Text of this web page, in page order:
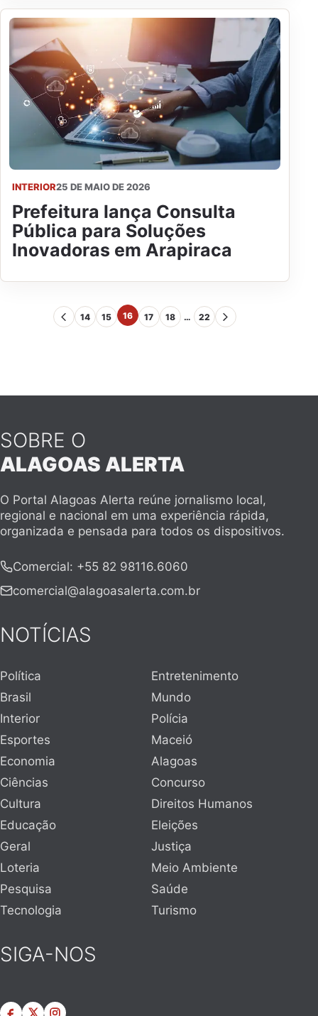
INTERIOR25 DE MAIO DE 2026
Prefeitura lança Consulta
Pública para Soluções
Inovadoras em Arapiraca
14 15 16 17 18 … 22
SOBRE O
ALAGOAS ALERTA
O Portal Alagoas Alerta reúne jornalismo local,
regional e nacional em uma experiência rápida,
organizada e pensada para todos os dispositivos.
Comercial: +55 82 98116.6060
comercial@alagoasalerta.com.br
NOTÍCIAS
Política
Entretenimento
Brasil
Mundo
Interior
Polícia
Esportes
Maceió
Economia
Alagoas
Ciências
Concurso
Cultura
Direitos Humanos
Educação
Eleições
Geral
Justiça
Loteria
Meio Ambiente
Pesquisa
Saúde
Tecnologia
Turismo
SIGA-NOS